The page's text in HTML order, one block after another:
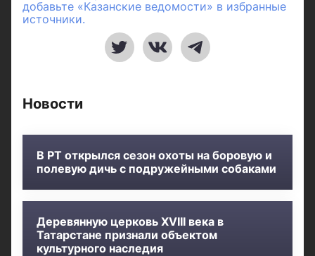
добавьте «Казанские ведомости» в избранные
источники.
Новости
В РТ открылся сезон охоты на боровую и
полевую дичь с подружейными собаками
Деревянную церковь XVIII века в
Татарстане признали объектом
культурного наследия